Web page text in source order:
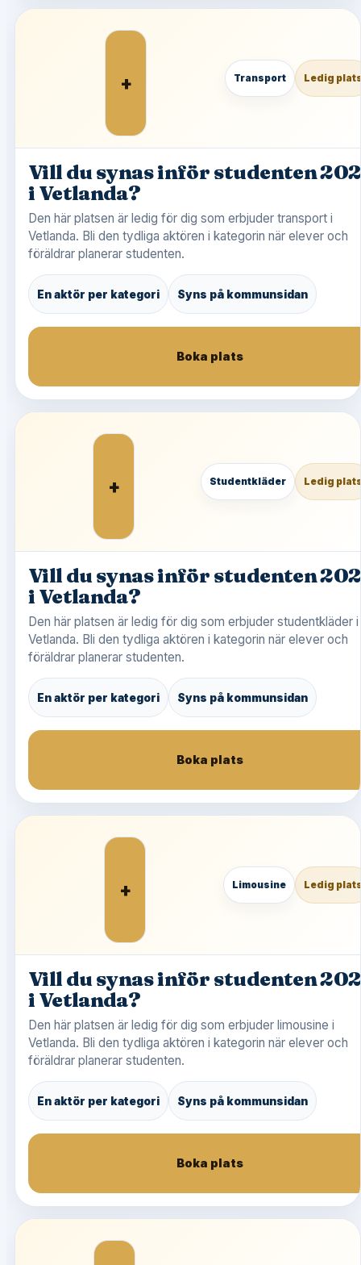
+ Transport Ledig
Vill du synas inför studenten
i Vetlanda?
Den här platsen är ledig för dig som erbjuder transport i
Vetlanda. Bli den tydliga aktören i kategorin när elever och
föräldrar planerar studenten.
En aktör per kategori Syns på kommunsidan
Boka plats
+ Studentkläder Ledig
Vill du synas inför studenten
i Vetlanda?
Den här platsen är ledig för dig som erbjuder studentkläder i
Vetlanda. Bli den tydliga aktören i kategorin när elever och
föräldrar planerar studenten.
En aktör per kategori Syns på kommunsidan
Boka plats
+ Limousine Ledig
Vill du synas inför studenten
i Vetlanda?
Den här platsen är ledig för dig som erbjuder limousine i
Vetlanda. Bli den tydliga aktören i kategorin när elever och
föräldrar planerar studenten.
En aktör per kategori Syns på kommunsidan
Boka plats